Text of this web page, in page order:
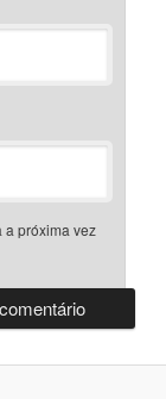
a próxima vez